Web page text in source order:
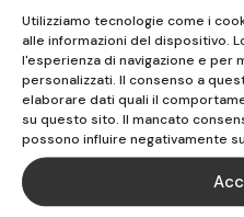
Utilizziamo tecnologie come i
alle informazioni del dispositivo.
l'esperienza di navigazione e per
personalizzati. Il consenso a
elaborare dati quali il
su questo sito. Il mancato
possono influire negativamente
FISIOTERAPISTI E
riabilitazione
osteopatia
rieducazione posturale
riabilitazione pavimento